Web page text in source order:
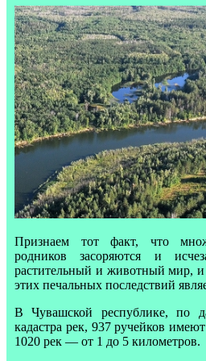
Признаем тот факт, что
родников засоряются и
растительный и животный мир, и
этих печальных последствий
В Чувашской республике, по
кадастра рек, 937 ручейков
1020 рек — от 1 до 5 километров.